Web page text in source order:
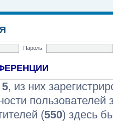
Пароль:
5, из них
пользователей
(550) здесь